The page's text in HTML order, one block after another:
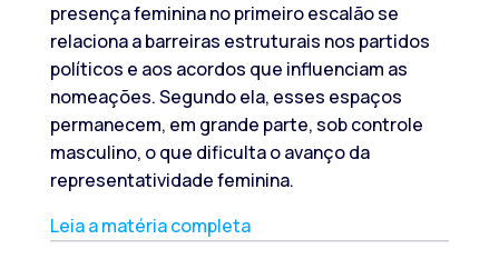
presença feminina no primeiro escalão se
relaciona a barreiras estruturais nos partidos
políticos e aos acordos que influenciam as
nomeações. Segundo ela, esses espaços
permanecem, em grande parte, sob controle
masculino, o que dificulta o avanço da
representatividade feminina.
Leia a matéria completa